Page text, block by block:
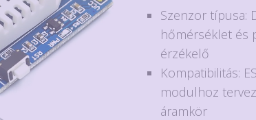
was:
2.700Ft.
is:
Szenzor típusa:
hőmérséklet és
érzékelő
Kompatibilitás:
modulhoz
áramkör